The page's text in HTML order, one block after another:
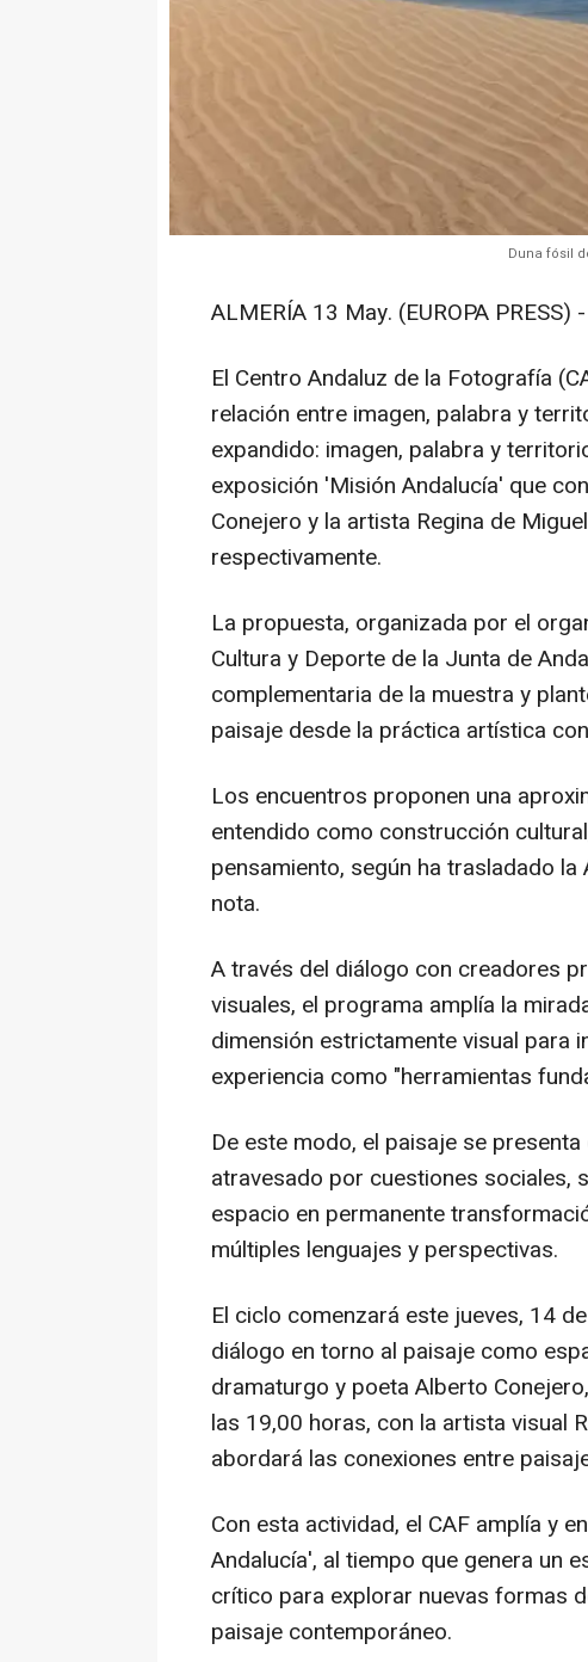
Duna fósil
ALMERÍA 13 May. (EUROPA PRESS) -
El Centro Andaluz de la Fotografía
relación entre imagen, palabra y
expandido: imagen, palabra y
exposición 'Misión Andalucía' que
Conejero y la artista Regina de
respectivamente.
La propuesta, organizada por el
Cultura y Deporte de la Junta de
complementaria de la muestra y
paisaje desde la práctica artística
Los encuentros proponen una
entendido como construcción
pensamiento, según ha trasladado
nota.
A través del diálogo con creadores
visuales, el programa amplía la
dimensión estrictamente visual para
experiencia como "herramientas
De este modo, el paisaje se
atravesado por cuestiones sociales,
espacio en permanente
múltiples lenguajes y perspectivas.
El ciclo comenzará este jueves, 14
diálogo en torno al paisaje como
dramaturgo y poeta Alberto
las 19,00 horas, con la artista visual
abordará las conexiones entre
Con esta actividad, el CAF amplía y
Andalucía', al tiempo que genera un
crítico para explorar nuevas formas
paisaje contemporáneo.